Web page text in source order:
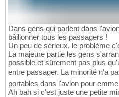
Dans gens qui parlent dans
bâillonner tous les passagers !
Un peu de sérieux, le problème
La majeure partie les gens
possible et sûrement pas plus
entre passager. La minorité n'a
portables dans l'avion pour
Ah bah si c'est juste une petite